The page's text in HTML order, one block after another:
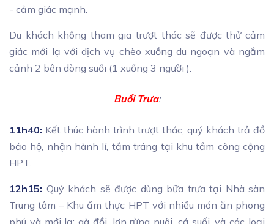
- cảm giác mạnh.
Du khách không tham gia trượt thác sẽ được thử cảm
giác mới lạ với dịch vụ chèo xuồng du ngoạn và ngắm
cảnh 2 bên dòng suối (1 xuồng 3 người ).
Buổi Trưa:
11h40: Kết thúc hành trình trượt thác, quý khách trả đồ
bảo hộ, nhận hành lí, tắm tráng tại khu tắm công cộng
HPT.
12h15: Quý khách sẽ được dùng bữa trưa tại Nhà sàn
Trung tâm – Khu ẩm thực HPT với nhiều món ăn phong
phú và mới lạ: gà đồi, lợn rừng nuôi, cá suối, và các loại